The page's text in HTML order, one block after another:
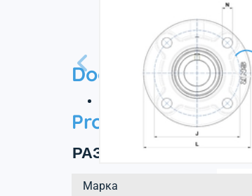
Documentation
Технический паспорт
Product information
РАЗМЕРЫ ИЗДЕЛИЯ
Марка